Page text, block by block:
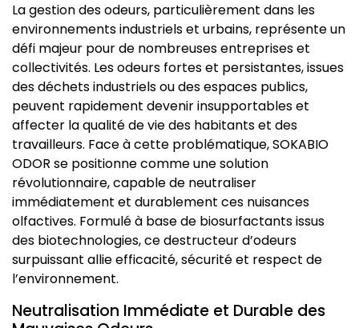
La gestion des odeurs, particulièrement dans les
environnements industriels et urbains, représente un
défi majeur pour de nombreuses entreprises et
collectivités. Les odeurs fortes et persistantes, issues
des déchets industriels ou des espaces publics,
peuvent rapidement devenir insupportables et
affecter la qualité de vie des habitants et des
travailleurs. Face à cette problématique, SOKABIO
ODOR se positionne comme une solution
révolutionnaire, capable de neutraliser
immédiatement et durablement ces nuisances
olfactives. Formulé à base de biosurfactants issus
des biotechnologies, ce destructeur d’odeurs
surpuissant allie efficacité, sécurité et respect de
l’environnement.
Neutralisation Immédiate et Durable des